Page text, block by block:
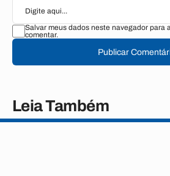
Salvar meus dados neste navegador para
comentar.
Publicar
Leia Também